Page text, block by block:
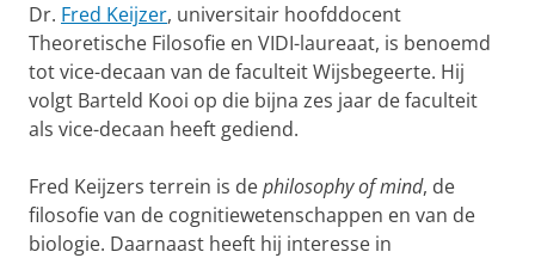
Dr. Fred Keijzer, universitair hoofddocent
Theoretische Filosofie en VIDI-laureaat, is benoemd
tot vice-decaan van de faculteit Wijsbegeerte. Hij
volgt Barteld Kooi op die bijna zes jaar de faculteit
als vice-decaan heeft gediend.
Fred Keijzers terrein is dephilosophy of mind, de
filosofie van de cognitiewetenschappen en van de
biologie. Daarnaast heeft hij interesse in